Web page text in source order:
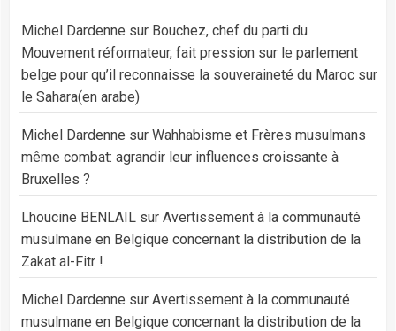
Michel Dardenne sur Bouchez, chef du parti du
Mouvement réformateur, fait pression sur le parlement
belge pour qu’il reconnaisse la souveraineté du Maroc sur
le Sahara(en arabe)
Michel Dardenne sur Wahhabisme et Frères musulmans
même combat: agrandir leur influences croissante à
Bruxelles ?
Lhoucine BENLAIL sur Avertissement à la communauté
musulmane en Belgique concernant la distribution de la
Zakat al-Fitr !
Michel Dardenne sur Avertissement à la communauté
musulmane en Belgique concernant la distribution de la